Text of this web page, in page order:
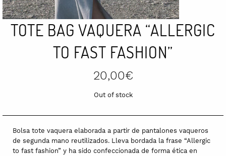
TOTE BAG VAQUERA “ALLERGIC
TO FAST FASHION”
20,00€
Out of stock
Bolsa tote vaquera elaborada a partir de pantalones vaqueros
de segunda mano reutilizados. Lleva bordada la frase “Allergic
to fast fashion” y ha sido confeccionada de forma ética en